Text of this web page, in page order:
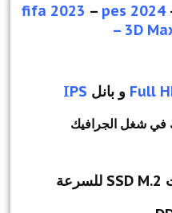
fifa 2023 – pes 2024
– 3D
Full و بانل IPS
في شغل الجرافيك